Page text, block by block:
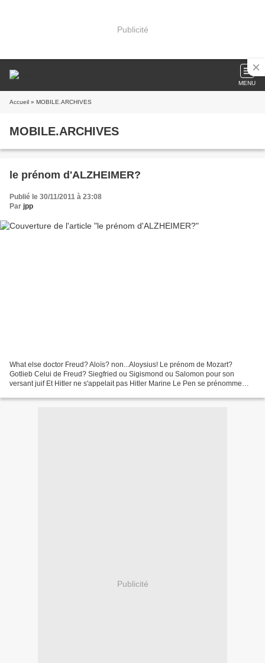
Publicité
MENU
Accueil » MOBILE.ARCHIVES
MOBILE.ARCHIVES
le prénom d'ALZHEIMER?
Publié le 30/11/2011 à 23:08
Par jpp
What else doctor Freud? Aloïs? non...Aloysius! Le prénom de Mozart?
Gotlieb Celui de Freud? Siegfried ou Sigismond ou Salomon pour son
versant juif Et Hitler ne s'appelait pas Hitler Marine Le Pen se prénomme
Publicité